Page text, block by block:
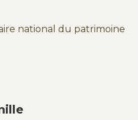
national du patrimoine